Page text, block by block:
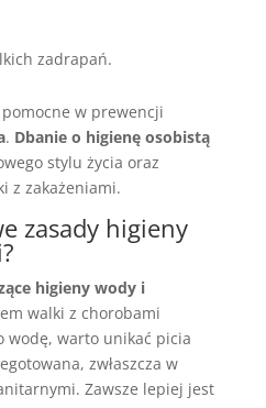
zadrapań.
w prewencji
. Dbanie o higienę osobistą
stylu życia oraz
z zakażeniami.
zasady higieny
higieny wody i
walki z chorobami
wodę, warto unikać picia
zwłaszcza w
Zawsze lepiej jest